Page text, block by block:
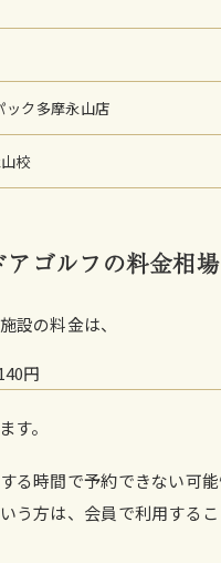
ック多摩永山店
校
ゴルフの料金相場
設の料金は、
円
す。
る時間で予約できない可
う方は、会員で利用するこ